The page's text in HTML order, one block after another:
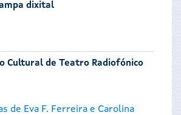
dixital
Cultural de Teatro Radiofónico
de Eva F. Ferreira e Carolina